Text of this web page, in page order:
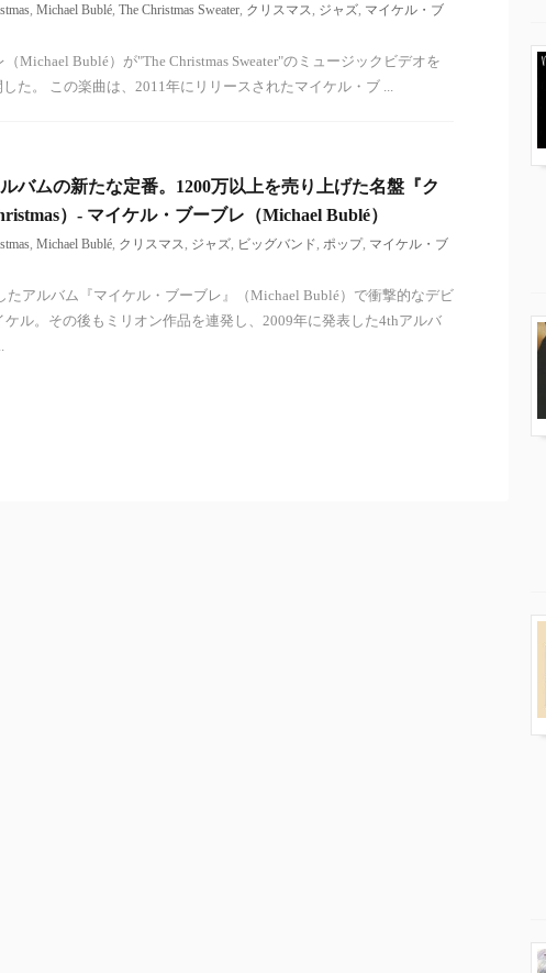
Michael Bublé The Christmas Sweater クリスマス ジャズ マイケル・ブ
Michael Bublé）が"The Christmas Sweater"のミュージックビデオを
た。 この楽曲は、2011年にリリースされたマイケル・ブ ...
バムの新たな定番。1200万以上を売り上げた名盤『ク
）- マイケル・ブーブレ（Michael Bublé）
Michael Bublé クリスマス ジャズ ビッグバンド ポップ, マイケル・ブ
たアルバム『マイケル・ブーブレ』（Michael Bublé）で衝撃的なデビ
ケル。その後もミリオン作品を連発し、2009年に発表した4thアルバ